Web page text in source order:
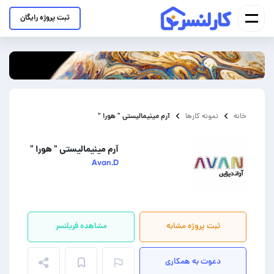
ثبت پروژه رایگان
خانه نمونه کارها آرم مینیمالیستی " هورا "
آرم مینیمالیستی " هورا "
Avan.D
ثبت پروژه مشابه
دعوت به همکاری
مشاهده فریلنسر